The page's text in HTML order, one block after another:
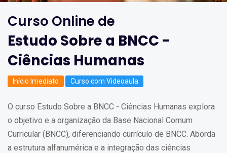
Curso Online de
Estudo Sobre a BNCC -
Ciências Humanas
Início Imediato Curso com Videoaula
O curso Estudo Sobre a BNCC - Ciências Humanas explora
o objetivo e a organização da Base Nacional Comum
Curricular (BNCC), diferenciando currículo de BNCC. Aborda
a estrutura alfanumérica e a integração das ciências